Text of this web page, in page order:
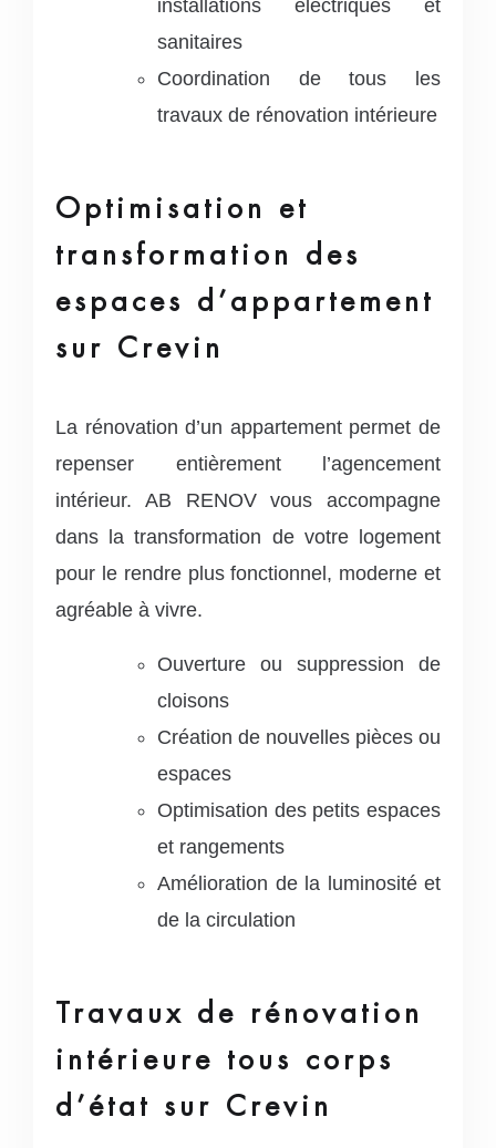
installations électriques et
sanitaires
Coordination de tous les
travaux de rénovation intérieure
Optimisation et
transformation des
espaces d’appartement
sur Crevin
La rénovation d’un appartement permet de
repenser entièrement l’agencement
intérieur. AB RENOV vous accompagne
dans la transformation de votre logement
pour le rendre plus fonctionnel, moderne et
agréable à vivre.
Ouverture ou suppression de
cloisons
Création de nouvelles pièces ou
espaces
Optimisation des petits espaces
et rangements
Amélioration de la luminosité et
de la circulation
Travaux de rénovation
intérieure tous corps
d’état sur Crevin